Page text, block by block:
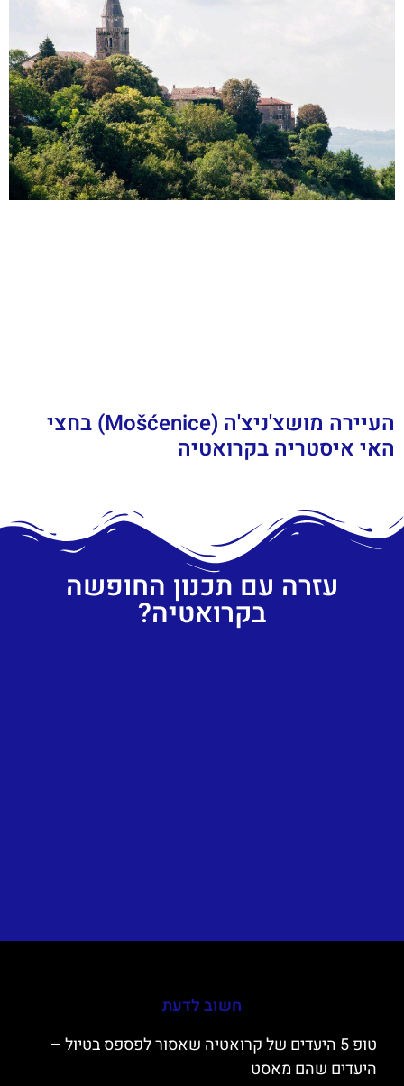
העיירה מושצ'ניצ'ה (Mošćenice) בחצי
האי איסטריה בקרואטיה
עזרה עם תכנון החופשה
בקרואטיה?
חשוב לדעת
טופ 5 היעדים של קרואטיה שאסור לפספס בטיול –
היעדים שהם מאסט